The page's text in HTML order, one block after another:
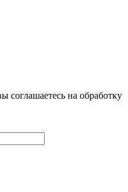
соглашаетесь на обработку